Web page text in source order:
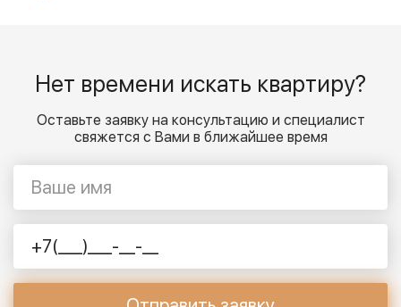
Нет времени искать квартиру?
Оставьте заявку на консультацию и специалист
свяжется с Вами в ближайшее время